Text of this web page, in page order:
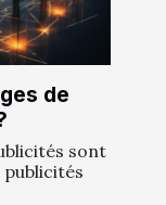
de
sont